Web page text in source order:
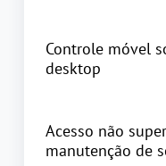
Controle móvel
desktop
Acesso não
manutenção de